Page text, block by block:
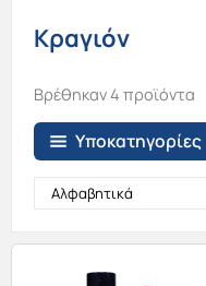
Κραγιόν
Υποκατηγορίες
Βρέθηκαν 4 προϊόντα